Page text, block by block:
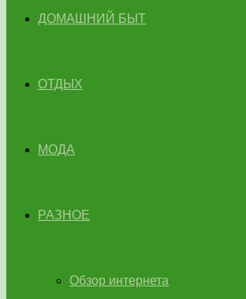
ДОМАШНИЙ БЫТ
ОТДЫХ
МОДА
РАЗНОЕ
Обзор интернета